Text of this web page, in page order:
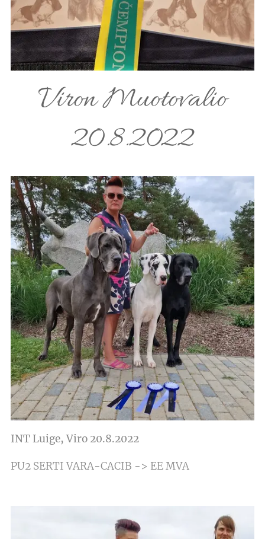
Viron Muotovalio
20.8.2022
INT Luige, Viro 20.8.2022
PU2 SERTI VARA-CACIB -> EE MVA